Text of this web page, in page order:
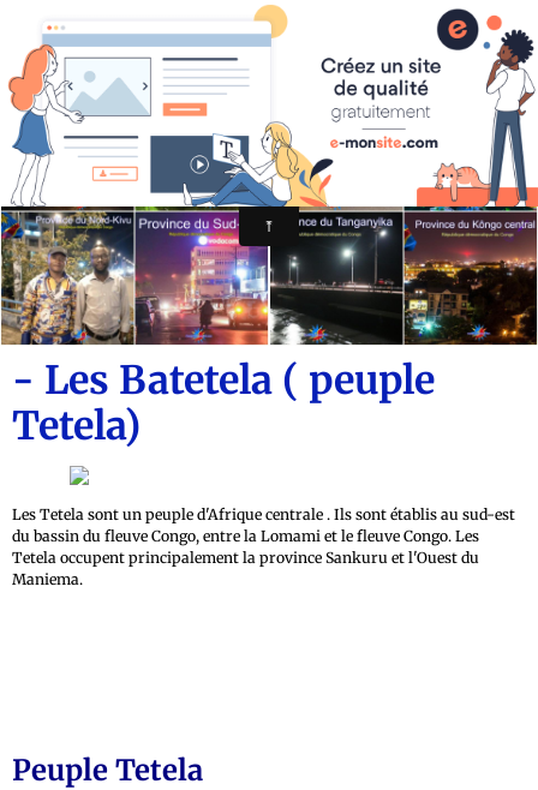
CONGO AUTREMENT.COM
- Les Batetela ( peuple
Tetela)
Les Tetela sont un peuple d'Afrique centrale . Ils sont établis au sud-est
du bassin du fleuve Congo, entre la Lomami et le fleuve Congo. Les
Tetela occupent principalement la province Sankuru et l'Ouest du
Maniema.
Peuple Tetela